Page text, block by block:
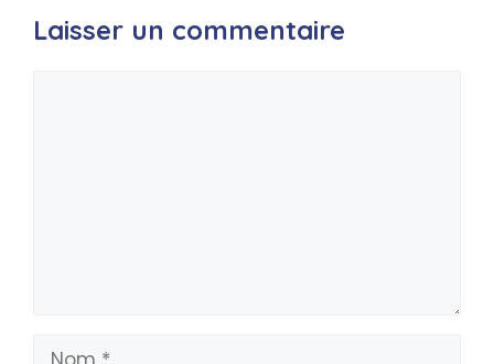
Laisser un commentaire
Nom